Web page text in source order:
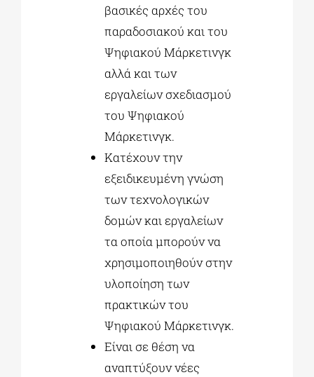
βασικές αρχές του
παραδοσιακού και του
Ψηφιακού Μάρκετινγκ
αλλά και των
εργαλείων σχεδιασμού
του Ψηφιακού
Μάρκετινγκ.
Κατέχουν την
εξειδικευμένη γνώση
των τεχνολογικών
δομών και εργαλείων
τα οποία μπορούν να
χρησιμοποιηθούν στην
υλοποίηση των
πρακτικών του
Ψηφιακού Μάρκετινγκ.
Είναι σε θέση να
αναπτύξουν νέες